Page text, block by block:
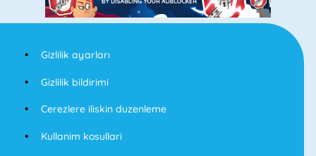
Gizlilik ayarları
Gizlilik bildirimi
Cerezlere iliskin duzenleme
Kullanim kosullari